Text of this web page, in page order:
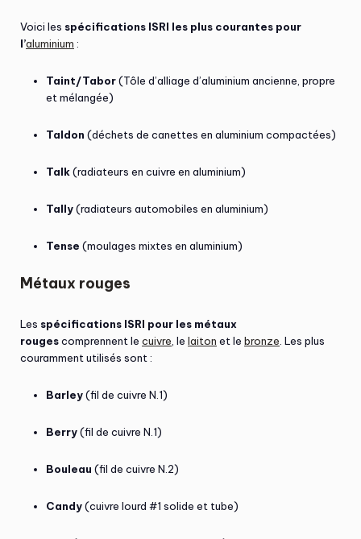
Voici les spécifications ISRI les plus courantes pour
l’aluminium :
Taint/Tabor(Tôle d’alliage d’aluminium ancienne, propre
et mélangée)
Taldon (déchets de canettes en aluminium compactées)
Talk(radiateurs en cuivre en aluminium)
Tally(radiateurs automobiles en aluminium)
Tense (moulages mixtes en aluminium)
Métaux rouges
Les spécifications ISRI pour les métaux
rougescomprennent le cuivre , le laiton et le bronze . Les plus
couramment utilisés sont :
Barley(fil de cuivre N.1)
Berry(fil de cuivre N.1)
Bouleau (fil de cuivre N.2)
Candy(cuivre lourd #1 solide et tube)